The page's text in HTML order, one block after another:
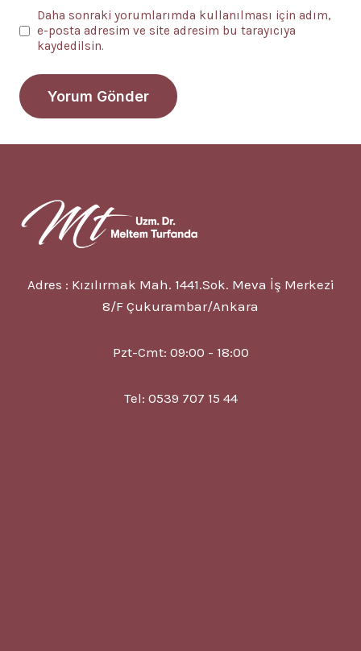
Daha sonraki yorumlarımda kullanılması için adım,
e-posta adresim ve site adresim bu tarayıcıya
kaydedilsin.
Adres : Kızılırmak Mah. 1441.Sok. Meva İş Merkezi
8/F Çukurambar/Ankara
Pzt-Cmt: 09:00 - 18:00
Tel: 0539 707 15 44